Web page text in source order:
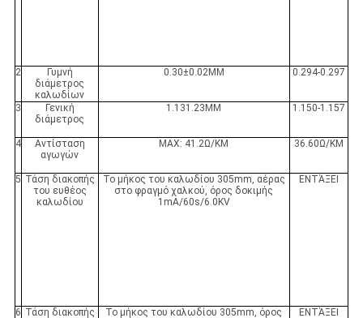
2
Γυμνή
διάμετρος
καλωδίων
0.30±0.02MM 0.294-0.297
3
Γενική
διάμετρος
1.131.23MM 1.150-1.157
4
Αντίσταση
αγωγών
MAX: 41.2Ω/KM 36.60Ω/KM
5 Τάση διακοπής
του ευθέος
καλωδίου
Το μήκος του καλωδίου 305mm, αέρας
στο φραγμό χαλκού, όρος δοκιμής
1mA/60s/6.0KV
ΕΝΤΆΞΕΙ
6 Τάση διακοπής
Το μήκος του καλωδίου 305mm, όρος
ΕΝΤΆΞΕΙ